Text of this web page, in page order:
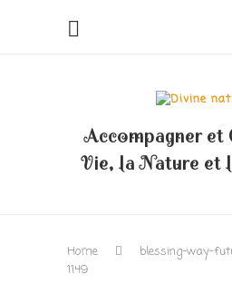
Accompagner et
Vie, la Nature et
Home
blessing-way-
1149